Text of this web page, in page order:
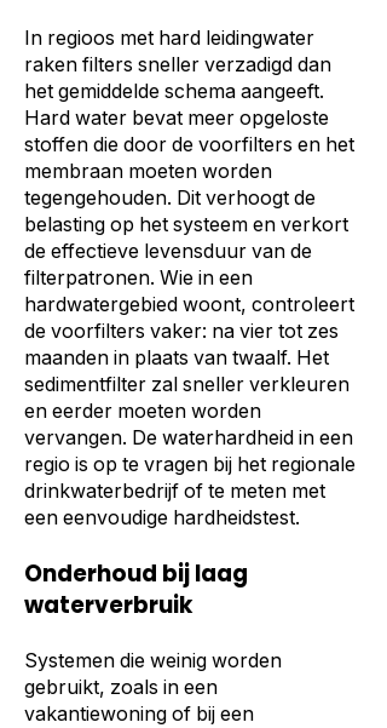
In regioos met hard leidingwater
raken filters sneller verzadigd dan
het gemiddelde schema aangeeft.
Hard water bevat meer opgeloste
stoffen die door de voorfilters en het
membraan moeten worden
tegengehouden. Dit verhoogt de
belasting op het systeem en verkort
de effectieve levensduur van de
filterpatronen. Wie in een
hardwatergebied woont, controleert
de voorfilters vaker: na vier tot zes
maanden in plaats van twaalf. Het
sedimentfilter zal sneller verkleuren
en eerder moeten worden
vervangen. De waterhardheid in een
regio is op te vragen bij het regionale
drinkwaterbedrijf of te meten met
een eenvoudige hardheidstest.
Onderhoud bij laag
waterverbruik
Systemen die weinig worden
gebruikt, zoals in een
vakantiewoning of bij een